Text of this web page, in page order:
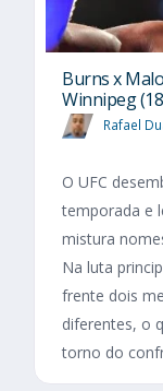
Burns x
Winnipeg
Rafael
O UFC
temporada e
mistura
Na luta
frente dois
diferentes, o
torno do